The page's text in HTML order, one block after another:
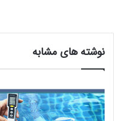
نوشته های مشابه